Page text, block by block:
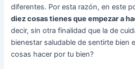
diferentes. Por esta razón, en este
diez cosas tienes que empezar a
decir, sin otra finalidad que la de
bienestar saludable de sentirte bien
cosas hacer por tu bien?